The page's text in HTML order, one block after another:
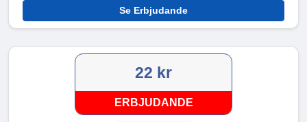
Se Erbjudande
22 kr
ERBJUDANDE